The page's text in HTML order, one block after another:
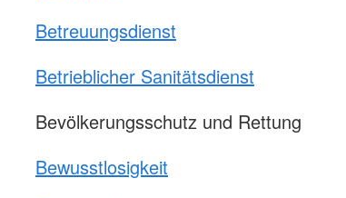
Betreuungsdienst
Betrieblicher Sanitätsdienst
Bevölkerungsschutz und Rettung
Bewusstlosigkeit